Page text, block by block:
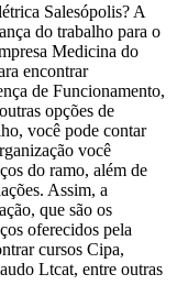
Salesópolis? A
do trabalho para o
Medicina do
encontrar
de Funcionamento,
opções de
você pode contar
você
do ramo, além de
Assim, a
que são os
oferecidos pela
cursos Cipa,
Ltcat, entre outras